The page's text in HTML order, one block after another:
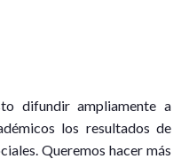
difundir ampliamente a
los resultados de
Queremos hacer más